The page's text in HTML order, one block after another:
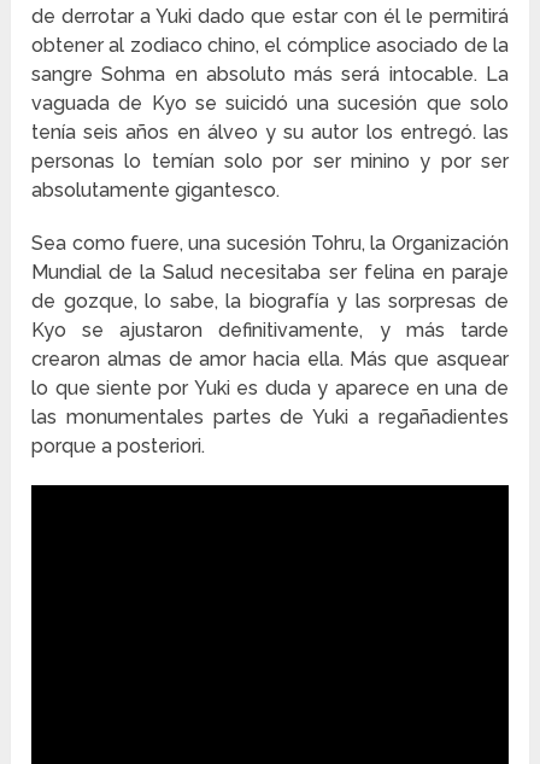
de derrotar a Yuki dado que estar con él le permitirá
obtener al zodiaco chino, el cómplice asociado de la
sangre Sohma en absoluto más será intocable. La
vaguada de Kyo se suicidó una sucesión que solo
tenía seis años en álveo y su autor los entregó. las
personas lo temían solo por ser minino y por ser
absolutamente gigantesco.
Sea como fuere, una sucesión Tohru, la Organización
Mundial de la Salud necesitaba ser felina en paraje
de gozque, lo sabe, la biografía y las sorpresas de
Kyo se ajustaron definitivamente, y más tarde
crearon almas de amor hacia ella. Más que asquear
lo que siente por Yuki es duda y aparece en una de
las monumentales partes de Yuki a regañadientes
porque a posteriori.